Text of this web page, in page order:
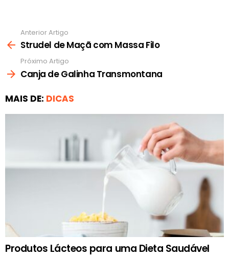
mais
Anterior Artigo
Strudel de Maçã com Massa Filo
Próximo Artigo
Canja de Galinha Transmontana
MAIS DE: DICAS
Produtos Lácteos para uma Dieta Saudável